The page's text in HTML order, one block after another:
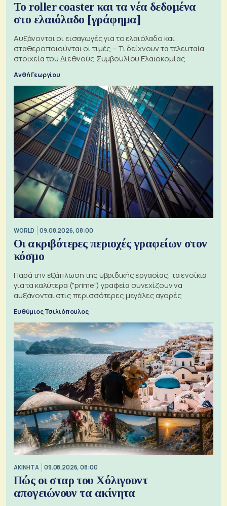
Το roller coaster και τα νέα δεδομένα
στο ελαιόλαδο [γράφημα]
Αυξάνονται οι εισαγωγές για το ελαιόλαδο και
σταθεροποιούνται οι τιμές – Τι δείχνουν τα τελευταία
στοιχεία του Διεθνούς Συμβουλίου Ελαιοκομίας
Ανθή Γεωργίου
WORLD 09.08.2026, 08:00
Οι ακριβότερες περιοχές γραφείων στον
κόσμο
Παρά την εξάπλωση της υβριδικής εργασίας, τα ενοίκια
για τα καλύτερα ("prime") γραφεία συνεχίζουν να
αυξάνονται στις περισσότερες μεγάλες αγορές
Ευθύμιος Τσιλιόπουλος
ΑΚΙΝΗΤΑ 09.08.2026, 08:00
Πώς οι σταρ του Χόλιγουντ
απογειώνουν τα ακίνητα